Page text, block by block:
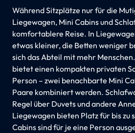
Während Sitzplätze nur für die
Liegewagen, Mini Cabins und
komfortablere Reise. In
etwas kleiner, die Betten weniger
sich das Abteil mit mehr
bietet einen kompakten privaten
Person – zwei benachbarte Mini
Paare kombiniert werden.
Regel über Duvets und andere
Liegewagen bieten Platz für bis zu
Cabins sind für je eine Person